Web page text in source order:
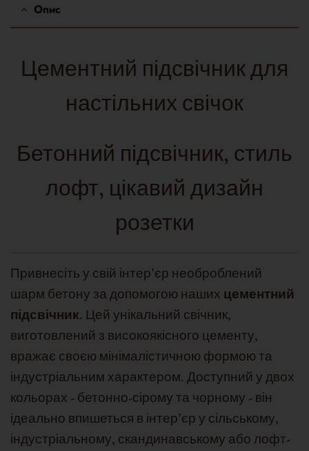
Опис
Цементний підсвічник для
настільних свічок
Бетонний підсвічник, стиль
лофт, цікавий дизайн
розетки
Привнесіть у свій інтер'єр необроблений
шарм бетону за допомогою наших цементний
підсвічник. Цей унікальний свічник,
виготовлений з високоякісного цементу,
вражає своєю мінімалістичною формою та
індустріальним характером. Доступний у двох
кольорах - бетонно-сірому та чорному - він
ідеально впишеться в інтер'єр у сільському,
індустріальному, скандинавському або лофт-